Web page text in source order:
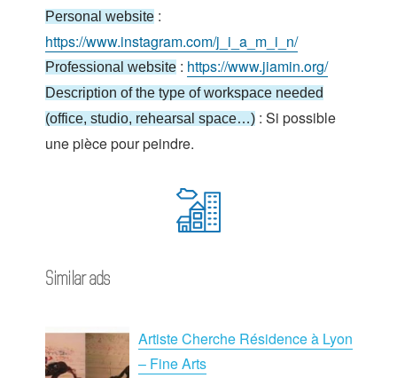
Personal website :
https://www.instagram.com/j_i_a_m_i_n/
Professional website : https://www.jiamin.org/
Description of the type of workspace needed
(office, studio, rehearsal space…) : Si possible
une pièce pour peindre.
Similar ads
Artiste Cherche Résidence à Lyon
– Fine Arts